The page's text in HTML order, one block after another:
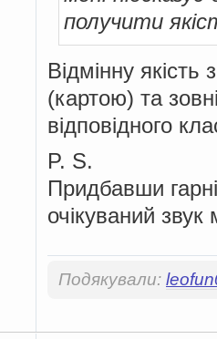
получити
Відмінну
(картою) та
відповідного
P. S.
Придбавши
очікуваний
Подякували: